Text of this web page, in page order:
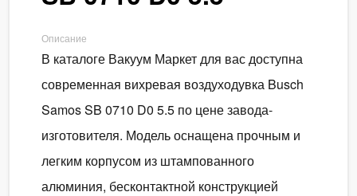
Описание
В каталоге Вакуум Маркет для вас доступна
современная вихревая воздуходувка Busch
Samos SB 0710 D0 5.5 по цене завода-
изготовителя. Модель оснащена прочным и
легким корпусом из штампованного
алюминия, бесконтактной конструкцией